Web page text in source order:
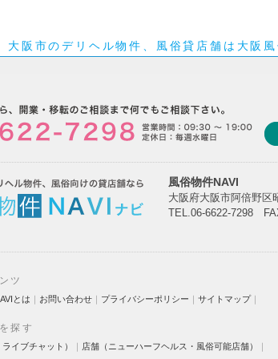
大阪市のデリヘル物件、風俗貸店舗は大阪
風俗物件NAVI
大阪府大阪市阿倍野
TEL.06-6622-7298
ツ
とは ｜ お問い合わせ ｜ プライバシーポリシー ｜ サイトマップ｜
探す
イブチャット） ｜ 店舗（ニューハーフヘルス・風俗可能店舗） ｜